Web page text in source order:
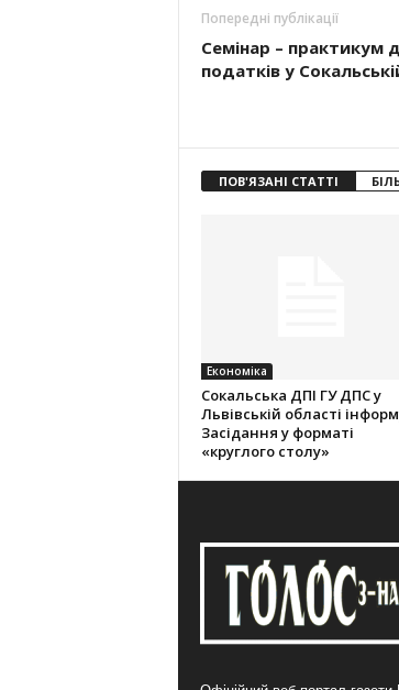
Попередні публікації
Семінар – практикум
податків у
ПОВ'ЯЗАНІ СТАТТІ
Економіка
Cокальська ДПІ ГУ ДПС у
Львівській області
Засідання у форматі
«круглого столу»